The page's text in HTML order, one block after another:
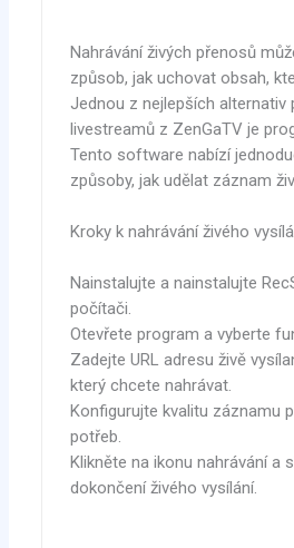
Nahrávání živých přenosů
způsob, jak uchovat obsah,
Jednou z nejlepších alternativ
livestreamů z ZenGaTV je
Tento software nabízí
způsoby, jak udělat záznam
Kroky k nahrávání živého
Nainstalujte a nainstalujte
počítači.
Otevřete program a vyberte
Zadejte URL adresu živě
který chcete nahrávat.
Konfigurujte kvalitu záznamu
potřeb.
Klikněte na ikonu nahrávání a
dokončení živého vysílání.